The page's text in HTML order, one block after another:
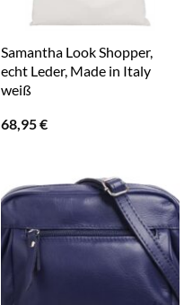
Samantha Look Shopper,
echt Leder, Made in Italy
weiß
68,95€